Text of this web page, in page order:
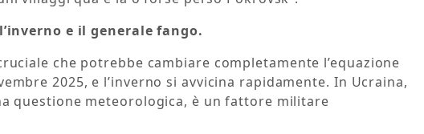
e il generale fango.
che potrebbe cambiare completamente l’equazione
2025, e l’inverno si avvicina rapidamente. In Ucraina,
questione meteorologica, è un fattore militare